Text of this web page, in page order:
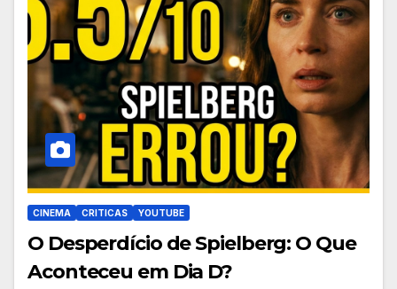
CINEMA CRITICAS YOUTUBE
O Desperdício de Spielberg: O Que
Aconteceu em Dia D?